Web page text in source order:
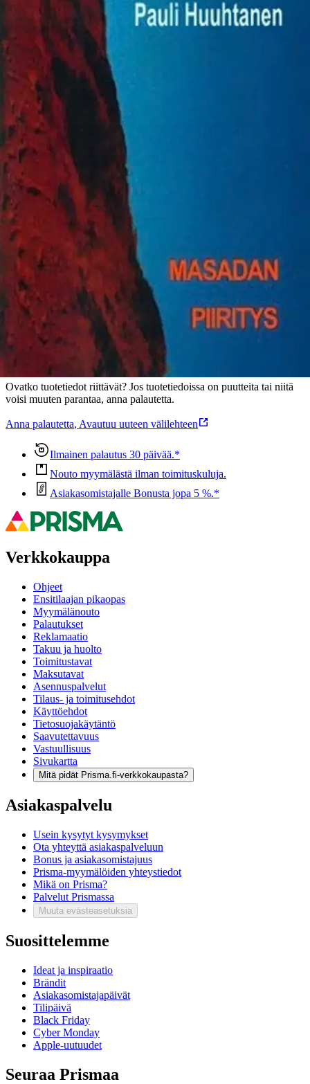
Sodan yksi dramaattisimmista tapahtumista oli Masadan
vuorilinnoituksen kukistuminen vuonna 74 jKr. Siellä ns.
tikarimiehet pitivät seitsemän kuukauden ajan sinnikkäästi puoliaan
roomalaisten piiritystä vastaan.
valtavan hiekkavallin avulla pääsivät tunkeutumaan linnoitukseen
murrettuaan muuriin aukon. Puolustajat eivät kuitenkaan halunneet
jäädä roomalaisten orjiksi vaan mieluummin päättivät itse päivänsä
vähän ennen kuin roomalaiset tunkeutuivat linnoitukseen.
Josefuksen kertomuksen historiallista todenperäisyyttä vahvistavat
lukuisat Masadan laella tehdyt arkeologiset löydöt. Piirityksen
ratkaissut hiekkavalli sekä roomalaisten leirin jäännökset ovat yhä
nähtävissä. Josefuksen historiateoksen suomentaja teol.tri Pauli
Huuhtanen (Juutalaissodan historia, WSOY 2004) on edellä
mainittuihin historiallisiin kehyksiin sijoittanut fiktiivisen romaanin,
jossa Josefuksen niukkasanaiseen kertomukseen on punottu sitä
elävöittäviä aineksia. Niihin kuuluu muun muassa kahden nuoren
rakkaustarina, joka piiritetyssä linnoituksessa muodostaa jyrkän
kontrastin odotettavissa olevalle synkälle loppunäytökselle.
Näytä lisää tuotekuvausta
Ominaisuudet
Oletko tyytyväinen tuotetietoihin?
Ovatko tuotetiedot riittävät? Jos tuotetiedoissa on puutteita tai niitä
voisi muuten parantaa, anna palautetta.
Anna palautetta, Avautuu uuteen välilehteen
Ilmainen palautus 30 päivää.*
Nouto myymälästä ilman toimituskuluja.
Asiakasomistajalle Bonusta jopa 5 %.*
Verkkokauppa
Ohjeet
Ensitilaajan pikaopas
Myymälänouto
Palautukset
Reklamaatio
Takuu ja huolto
Toimitustavat
Maksutavat
Asennuspalvelut
Tilaus- ja toimitusehdot
Käyttöehdot
Tietosuojakäytäntö
Saavutettavuus
Vastuullisuus
Sivukartta
Mitä pidät Prisma.fi-verkkokaupasta?
Asiakaspalvelu
Usein kysytyt kysymykset
Ota yhteyttä asiakaspalveluun
Bonus ja asiakasomistajuus
Prisma-myymälöiden yhteystiedot
Mikä on Prisma?
Palvelut Prismassa
Muuta evästeasetuksia
Suosittelemme
Ideat ja inspiraatio
Brändit
Asiakasomistajapäivät
Tilipäivä
Black Friday
Cyber Monday
Apple-uutuudet
Seuraa Prismaa